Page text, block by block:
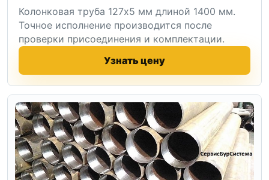
Колонковая труба 127x5 мм длиной 1400 мм.
Точное исполнение производится после
проверки присоединения и комплектации.
Узнать цену